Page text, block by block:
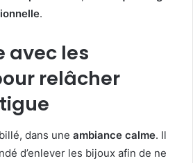
.
avec les
relâcher
dans une ambiance calme. Il
d’enlever les bijoux afin de ne